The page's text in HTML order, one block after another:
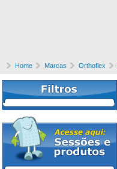
Home Marcas Orthoflex